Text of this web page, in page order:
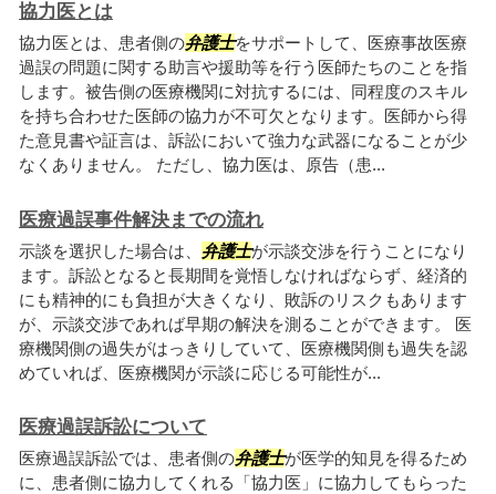
協力医とは
協力医とは、患者側の弁護士をサポートして、医療事故医療
過誤の問題に関する助言や援助等を行う医師たちのことを指
します。被告側の医療機関に対抗するには、同程度のスキル
を持ち合わせた医師の協力が不可欠となります。医師から得
た意見書や証言は、訴訟において強力な武器になることが少
なくありません。 ただし、協力医は、原告（患...
医療過誤事件解決までの流れ
示談を選択した場合は、 弁護士が示談交渉を行うことになり
ます。訴訟となると長期間を覚悟しなければならず、経済的
にも精神的にも負担が大きくなり、敗訴のリスクもあります
が、示談交渉であれば早期の解決を測ることができます。 医
療機関側の過失がはっきりしていて、医療機関側も過失を認
めていれば、医療機関が示談に応じる可能性が...
医療過誤訴訟について
医療過誤訴訟では、患者側の弁護士が医学的知見を得るため
に、患者側に協力してくれる「協力医」に協力してもらった